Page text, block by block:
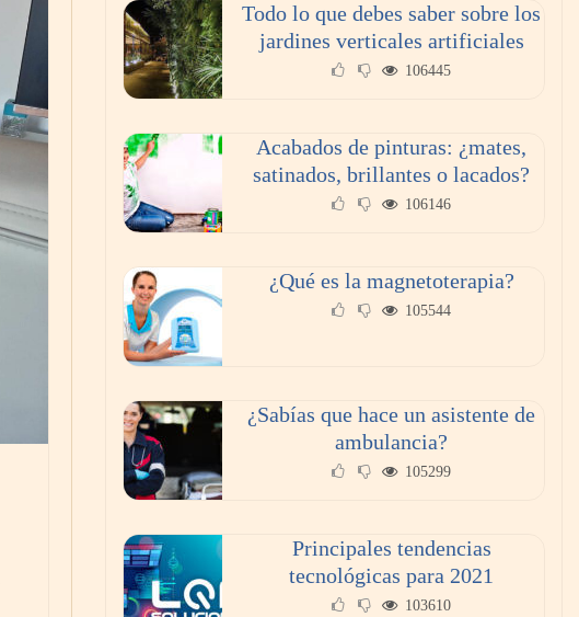
Todo lo que debes saber sobre los
jardines verticales artificiales
106445
Acabados de pinturas: ¿mates,
satinados, brillantes o lacados?
106146
¿Qué es la magnetoterapia?
105544
¿Sabías que hace un asistente de
ambulancia?
105299
Principales tendencias
tecnológicas para 2021
103610